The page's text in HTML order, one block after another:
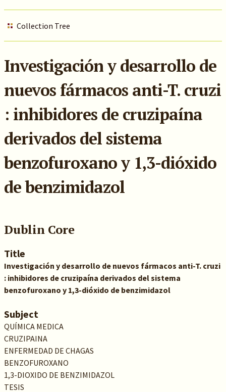
Collection Tree
Investigación y desarrollo de
nuevos fármacos anti-T. cruzi
: inhibidores de cruzipaína
derivados del sistema
benzofuroxano y 1,3-dióxido
de benzimidazol
Dublin Core
Title
Investigación y desarrollo de nuevos fármacos anti-T. cruzi
: inhibidores de cruzipaína derivados del sistema
benzofuroxano y 1,3-dióxido de benzimidazol
Subject
QUÍMICA MEDICA
CRUZIPAINA
ENFERMEDAD DE CHAGAS
BENZOFUROXANO
1,3-DIOXIDO DE BENZIMIDAZOL
TESIS